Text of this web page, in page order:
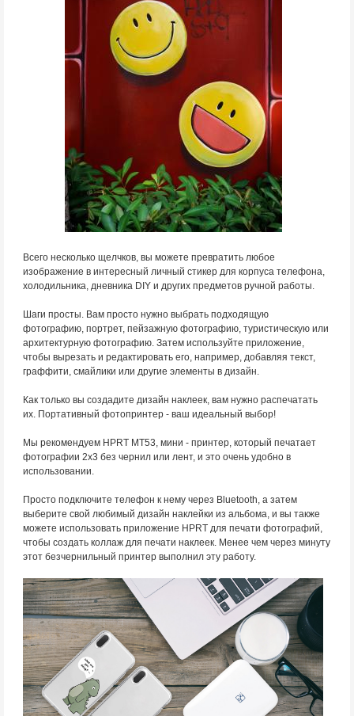
Всего несколько щелчков, вы можете превратить любое
изображение в интересный личный стикер для корпуса телефона,
холодильника, дневника DIY и других предметов ручной работы.
Шаги просты. Вам просто нужно выбрать подходящую
фотографию, портрет, пейзажную фотографию, туристическую или
архитектурную фотографию. Затем используйте приложение,
чтобы вырезать и редактировать его, например, добавляя текст,
граффити, смайлики или другие элементы в дизайн.
Как только вы создадите дизайн наклеек, вам нужно распечатать
их. Портативный фотопринтер - ваш идеальный выбор!
Мы рекомендуем HPRT MT53, мини - принтер, который печатает
фотографии 2x3 без чернил или лент, и это очень удобно в
использовании.
Просто подключите телефон к нему через Bluetooth, а затем
выберите свой любимый дизайн наклейки из альбома, и вы также
можете использовать приложение HPRT для печати фотографий,
чтобы создать коллаж для печати наклеек. Менее чем через минуту
этот безчернильный принтер выполнил эту работу.